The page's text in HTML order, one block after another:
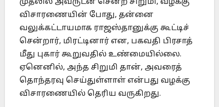
முதலில் அவருடன் சென்ற சிறுமி, வழக்கு
விசாரணையின் போது, தன்னை
வலுக்கட்டாயமாக ராஜஸ்தானுக்கு கூட்டிச்
சென்றார், மிரட்டினார் என, பகவதி பிரசாத்
மீது புகார் கூறுவதில் உண்மையில்லை.
ஏனெனில், அந்த சிறுமி தான், அவரைத்
தொந்தரவு செய்துள்ளாள் என்பது வழக்கு
விசாரணையில் தெரிய வருகிறது.